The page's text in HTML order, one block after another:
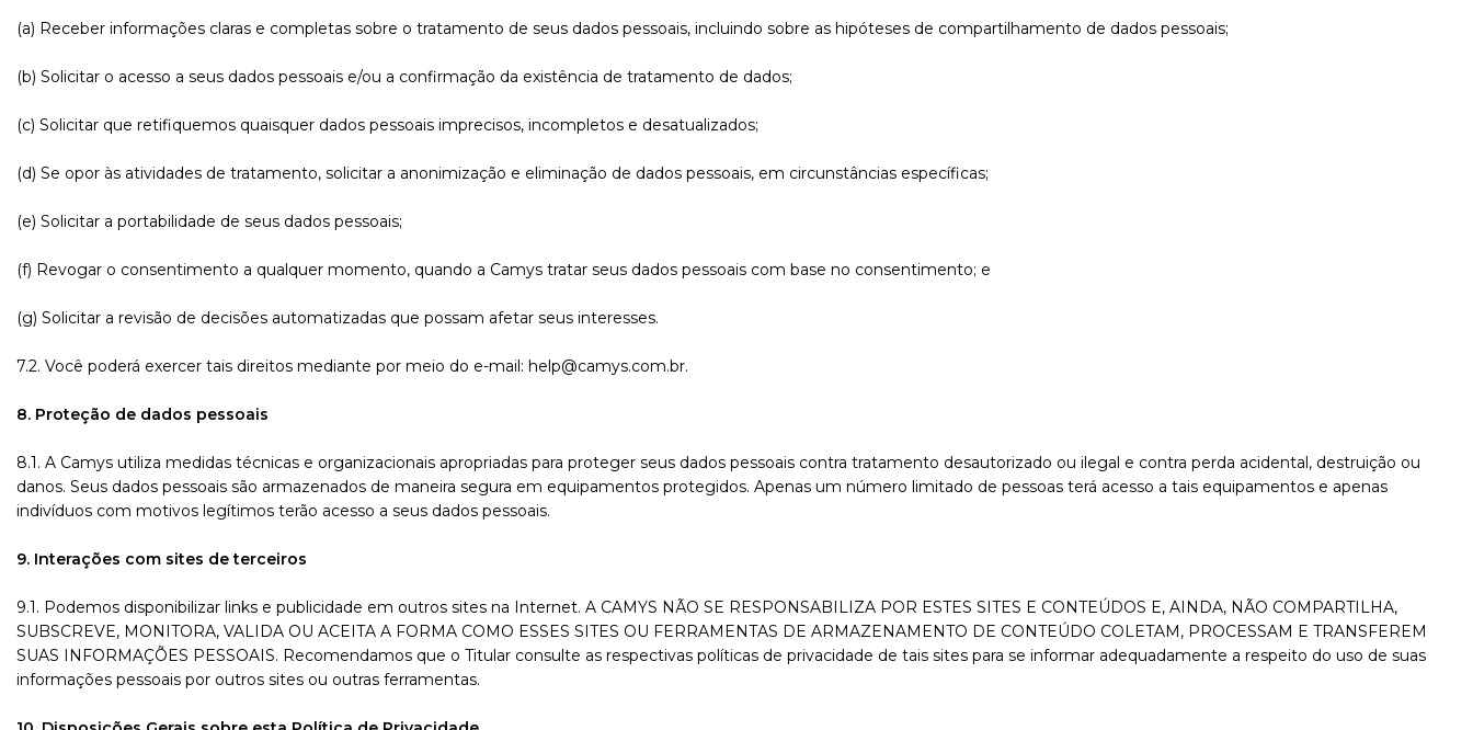
(a) Receber informações claras e completas sobre o tratamento de seus dados pessoais, incluindo sobre as hipóteses de compartilhamento de dados pessoais;
(b) Solicitar o acesso a seus dados pessoais e/ou a confirmação da existência de tratamento de dados;
(c) Solicitar que retifiquemos quaisquer dados pessoais imprecisos, incompletos e desatualizados;
(d) Se opor às atividades de tratamento, solicitar a anonimização e eliminação de dados pessoais, em circunstâncias específicas;
(e) Solicitar a portabilidade de seus dados pessoais;
(f) Revogar o consentimento a qualquer momento, quando a Camys tratar seus dados pessoais com base no consentimento; e
(g) Solicitar a revisão de decisões automatizadas que possam afetar seus interesses.
7.2. Você poderá exercer tais direitos mediante por meio do e-mail: help@camys.com.br.
8. Proteção de dados pessoais
8.1. A Camys utiliza medidas técnicas e organizacionais apropriadas para proteger seus dados pessoais contra tratamento desautorizado ou ilegal e contra perda acidental, destruição ou
danos. Seus dados pessoais são armazenados de maneira segura em equipamentos protegidos. Apenas um número limitado de pessoas terá acesso a tais equipamentos e apenas
indivíduos com motivos legítimos terão acesso a seus dados pessoais.
9. Interações com sites de terceiros
9.1. Podemos disponibilizar links e publicidade em outros sites na Internet. A CAMYS NÃO SE RESPONSABILIZA POR ESTES SITES E CONTEÚDOS E, AINDA, NÃO COMPARTILHA,
SUBSCREVE, MONITORA, VALIDA OU ACEITA A FORMA COMO ESSES SITES OU FERRAMENTAS DE ARMAZENAMENTO DE CONTEÚDO COLETAM, PROCESSAM E TRANSFEREM
SUAS INFORMAÇÕES PESSOAIS. Recomendamos que o Titular consulte as respectivas políticas de privacidade de tais sites para se informar adequadamente a respeito do uso de suas
informações pessoais por outros sites ou outras ferramentas.